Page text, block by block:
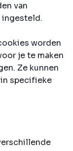
van
ingesteld.
worden
je te maken
Ze kunnen
specifieke